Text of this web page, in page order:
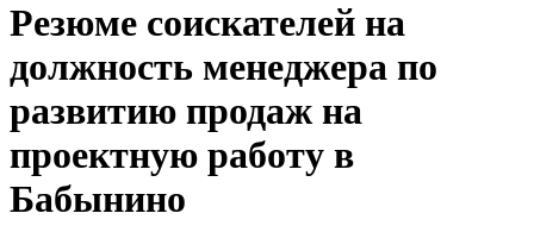
Резюме соискателей на
должность менеджера по
развитию продаж на
проектную работу в
Бабынино